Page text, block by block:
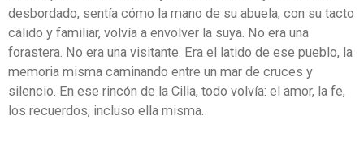
desbordado, sentía cómo la mano de su abuela, con su tacto
cálido y familiar, volvía a envolver la suya. No era una
forastera. No era una visitante. Era el latido de ese pueblo, la
memoria misma caminando entre un mar de cruces y
silencio. En ese rincón de la Cilla, todo volvía: el amor, la fe,
los recuerdos, incluso ella misma.